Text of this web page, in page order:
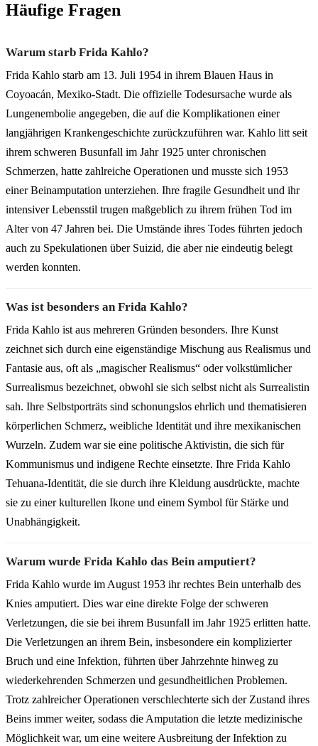
Häufige Fragen
Warum starb Frida Kahlo?
Frida Kahlo starb am 13. Juli 1954 in ihrem Blauen Haus in
Coyoacán, Mexiko-Stadt. Die offizielle Todesursache wurde als
Lungenembolie angegeben, die auf die Komplikationen einer
langjährigen Krankengeschichte zurückzuführen war. Kahlo litt seit
ihrem schweren Busunfall im Jahr 1925 unter chronischen
Schmerzen, hatte zahlreiche Operationen und musste sich 1953
einer Beinamputation unterziehen. Ihre fragile Gesundheit und ihr
intensiver Lebensstil trugen maßgeblich zu ihrem frühen Tod im
Alter von 47 Jahren bei. Die Umstände ihres Todes führten jedoch
auch zu Spekulationen über Suizid, die aber nie eindeutig belegt
werden konnten.
Was ist besonders an Frida Kahlo?
Frida Kahlo ist aus mehreren Gründen besonders. Ihre Kunst
zeichnet sich durch eine eigenständige Mischung aus Realismus und
Fantasie aus, oft als „magischer Realismus“ oder volkstümlicher
Surrealismus bezeichnet, obwohl sie sich selbst nicht als Surrealistin
sah. Ihre Selbstporträts sind schonungslos ehrlich und thematisieren
körperlichen Schmerz, weibliche Identität und ihre mexikanischen
Wurzeln. Zudem war sie eine politische Aktivistin, die sich für
Kommunismus und indigene Rechte einsetzte. Ihre Frida Kahlo
Tehuana-Identität, die sie durch ihre Kleidung ausdrückte, machte
sie zu einer kulturellen Ikone und einem Symbol für Stärke und
Unabhängigkeit.
Warum wurde Frida Kahlo das Bein amputiert?
Frida Kahlo wurde im August 1953 ihr rechtes Bein unterhalb des
Knies amputiert. Dies war eine direkte Folge der schweren
Verletzungen, die sie bei ihrem Busunfall im Jahr 1925 erlitten hatte.
Die Verletzungen an ihrem Bein, insbesondere ein komplizierter
Bruch und eine Infektion, führten über Jahrzehnte hinweg zu
wiederkehrenden Schmerzen und gesundheitlichen Problemen.
Trotz zahlreicher Operationen verschlechterte sich der Zustand ihres
Beins immer weiter, sodass die Amputation die letzte medizinische
Möglichkeit war, um eine weitere Ausbreitung der Infektion zu